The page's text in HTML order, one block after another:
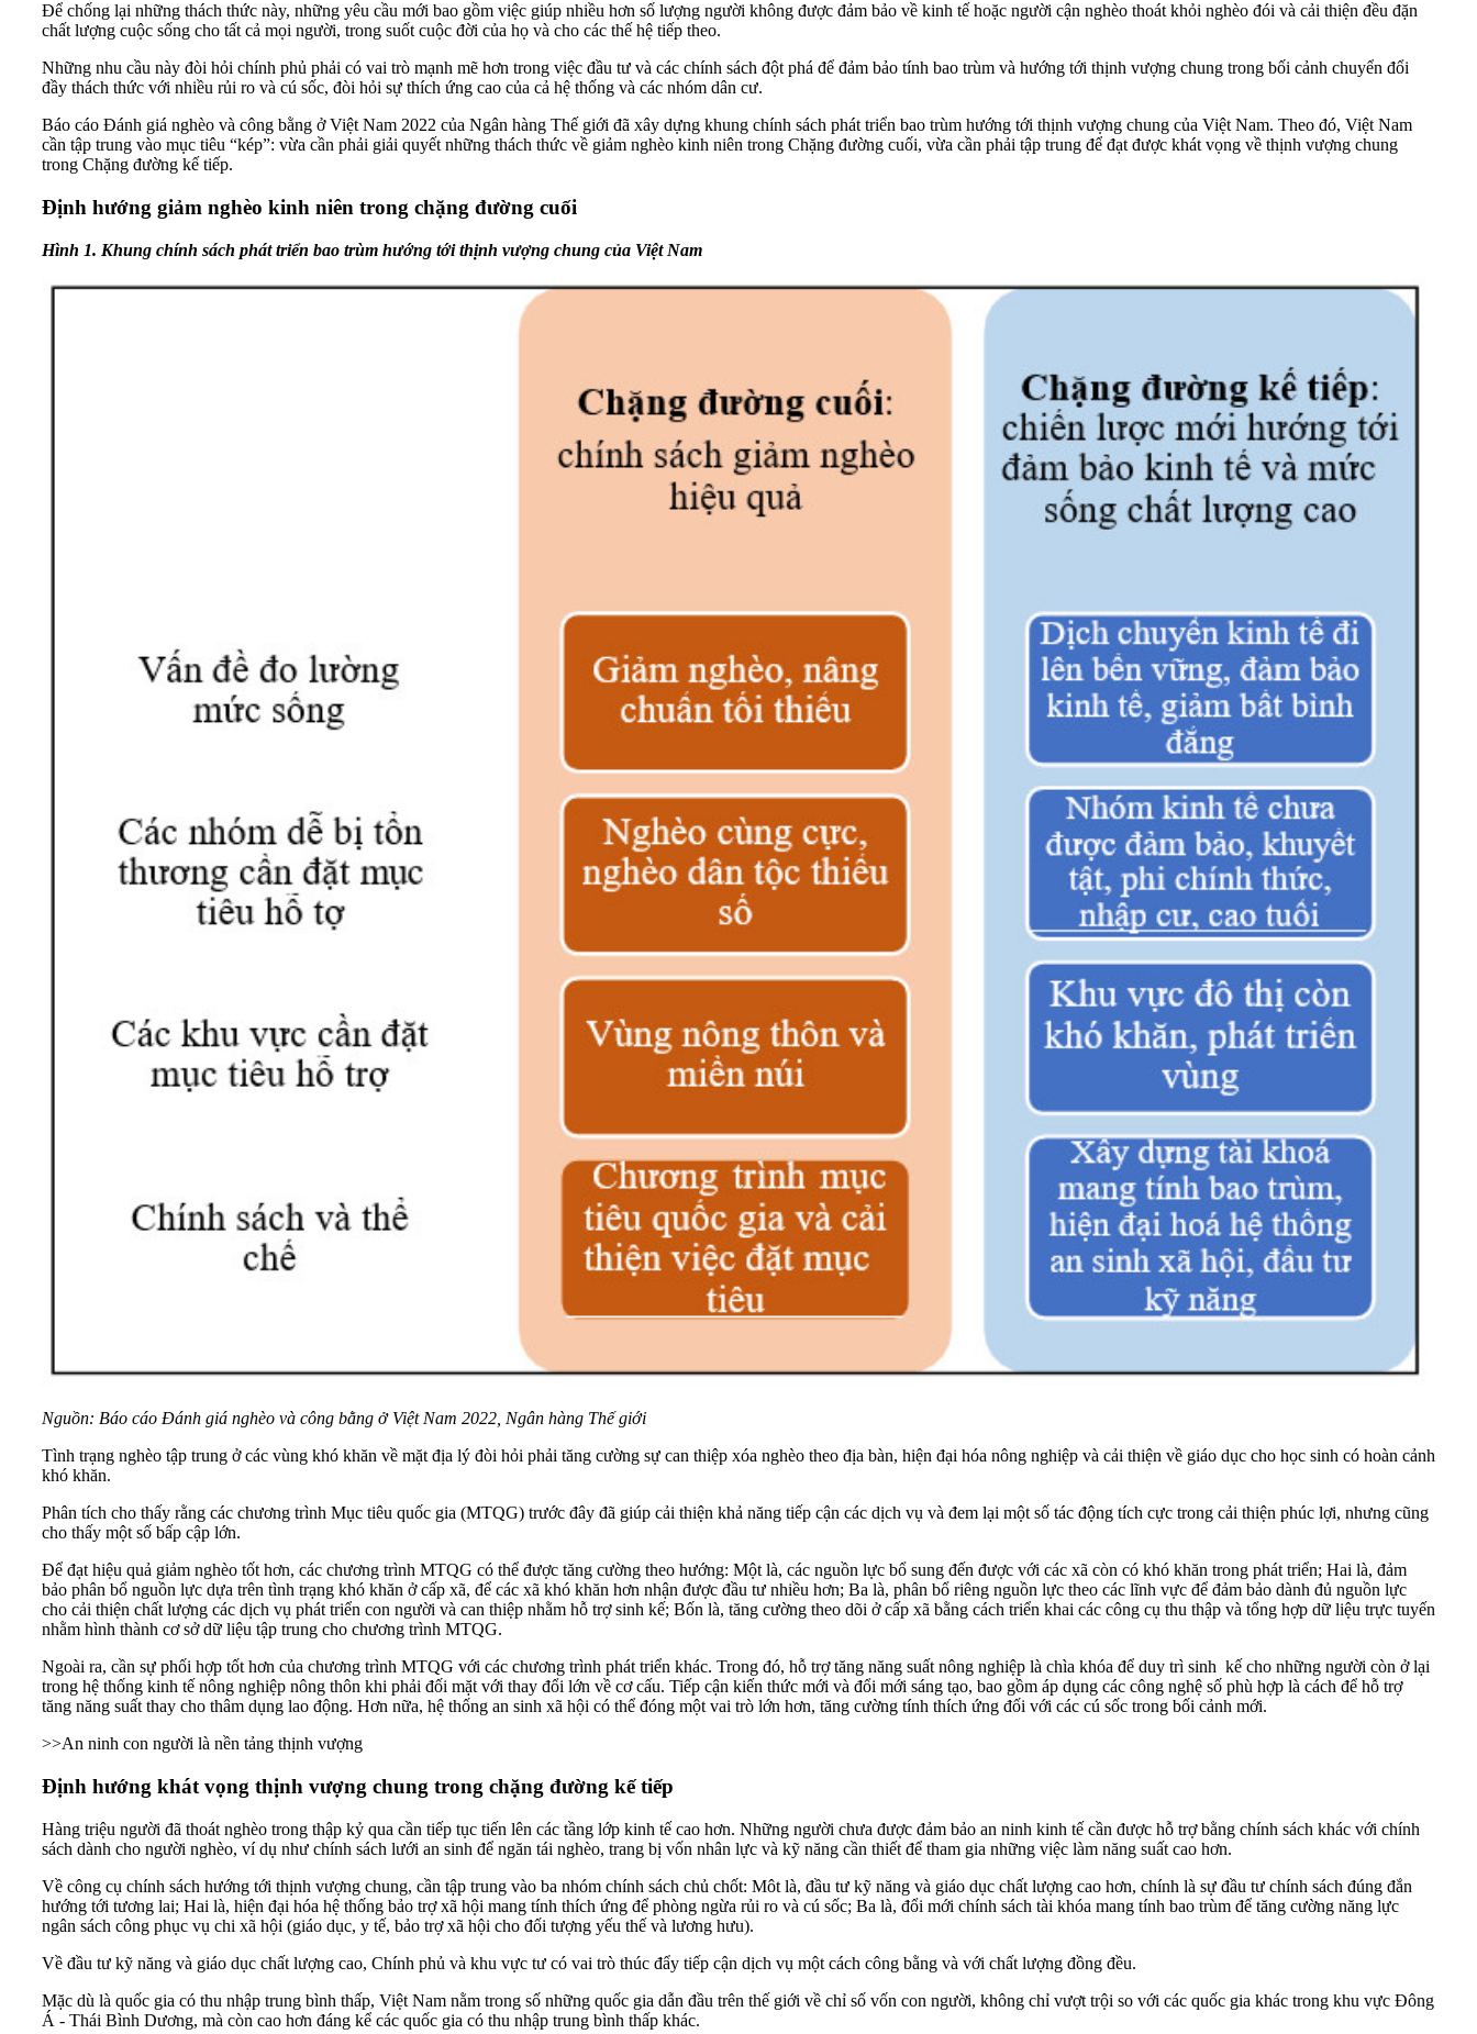
Để chống lại những thách thức này, những yêu cầu mới bao gồm việc giúp nhiều hơn số lượng người không được đảm bảo về kinh tế hoặc người cận nghèo thoát khỏi nghèo đói và cải thiện đều đặn
chất lượng cuộc sống cho tất cả mọi người, trong suốt cuộc đời của họ và cho các thế hệ tiếp theo.
Những nhu cầu này đòi hỏi chính phủ phải có vai trò mạnh mẽ hơn trong việc đầu tư và các chính sách đột phá để đảm bảo tính bao trùm và hướng tới thịnh vượng chung trong bối cảnh chuyển đổi
đầy thách thức với nhiều rủi ro và cú sốc, đòi hỏi sự thích ứng cao của cả hệ thống và các nhóm dân cư.
Báo cáo Đánh giá nghèo và công bằng ở Việt Nam 2022 của Ngân hàng Thế giới đã xây dựng khung chính sách phát triển bao trùm hướng tới thịnh vượng chung của Việt Nam. Theo đó, Việt Nam
cần tập trung vào mục tiêu “kép”: vừa cần phải giải quyết những thách thức về giảm nghèo kinh niên trong Chặng đường cuối, vừa cần phải tập trung để đạt được khát vọng về thịnh vượng chung
trong Chặng đường kế tiếp.
Định hướng giảm nghèo kinh niên trong chặng đường cuối
Hình 1. Khung chính sách phát triển bao trùm hướng tới thịnh vượng chung của Việt Nam
Nguồn: Báo cáo Đánh giá nghèo và công bằng ở Việt Nam 2022, Ngân hàng Thế giới
Tình trạng nghèo tập trung ở các vùng khó khăn về mặt địa lý đòi hỏi phải tăng cường sự can thiệp xóa nghèo theo địa bàn, hiện đại hóa nông nghiệp và cải thiện về giáo dục cho học sinh có hoàn cảnh
khó khăn.
Phân tích cho thấy rằng các chương trình Mục tiêu quốc gia (MTQG) trước đây đã giúp cải thiện khả năng tiếp cận các dịch vụ và đem lại một số tác động tích cực trong cải thiện phúc lợi, nhưng cũng
cho thấy một số bấp cập lớn.
Để đạt hiệu quả giảm nghèo tốt hơn, các chương trình MTQG có thể được tăng cường theo hướng: Một là, các nguồn lực bổ sung đến được với các xã còn có khó khăn trong phát triển; Hai là, đảm
bảo phân bổ nguồn lực dựa trên tình trạng khó khăn ở cấp xã, để các xã khó khăn hơn nhận được đầu tư nhiều hơn; Ba là, phân bổ riêng nguồn lực theo các lĩnh vực để đảm bảo dành đủ nguồn lực
cho cải thiện chất lượng các dịch vụ phát triển con người và can thiệp nhằm hỗ trợ sinh kế; Bốn là, tăng cường theo dõi ở cấp xã bằng cách triển khai các công cụ thu thập và tổng hợp dữ liệu trực tuyến
nhằm hình thành cơ sở dữ liệu tập trung cho chương trình MTQG.
Ngoài ra, cần sự phối hợp tốt hơn của chương trình MTQG với các chương trình phát triển khác. Trong đó, hỗ trợ tăng năng suất nông nghiệp là chìa khóa để duy trì sinh kế cho những người còn ở lại
trong hệ thống kinh tế nông nghiệp nông thôn khi phải đối mặt với thay đổi lớn về cơ cấu. Tiếp cận kiến thức mới và đổi mới sáng tạo, bao gồm áp dụng các công nghệ số phù hợp là cách để hỗ trợ
tăng năng suất thay cho thâm dụng lao động. Hơn nữa, hệ thống an sinh xã hội có thể đóng một vai trò lớn hơn, tăng cường tính thích ứng đối với các cú sốc trong bối cảnh mới.
>>An ninh con người là nền tảng thịnh vượng
Định hướng khát vọng thịnh vượng chung trong chặng đường kế tiếp
Hàng triệu người đã thoát nghèo trong thập kỷ qua cần tiếp tục tiến lên các tầng lớp kinh tế cao hơn. Những người chưa được đảm bảo an ninh kinh tế cần được hỗ trợ bằng chính sách khác với chính
sách dành cho người nghèo, ví dụ như chính sách lưới an sinh để ngăn tái nghèo, trang bị vốn nhân lực và kỹ năng cần thiết để tham gia những việc làm năng suất cao hơn.
Về công cụ chính sách hướng tới thịnh vượng chung, cần tập trung vào ba nhóm chính sách chủ chốt: Môt là, đầu tư kỹ năng và giáo dục chất lượng cao hơn, chính là sự đầu tư chính sách đúng đắn
hướng tới tương lai; Hai là, hiện đại hóa hệ thống bảo trợ xã hội mang tính thích ứng để phòng ngừa rủi ro và cú sốc; Ba là, đổi mới chính sách tài khóa mang tính bao trùm để tăng cường năng lực
ngân sách công phục vụ chi xã hội (giáo dục, y tế, bảo trợ xã hội cho đối tượng yếu thế và lương hưu).
Về đầu tư kỹ năng và giáo dục chất lượng cao, Chính phủ và khu vực tư có vai trò thúc đẩy tiếp cận dịch vụ một cách công bằng và với chất lượng đồng đều.
Mặc dù là quốc gia có thu nhập trung bình thấp, Việt Nam nằm trong số những quốc gia dẫn đầu trên thế giới về chỉ số vốn con người, không chỉ vượt trội so với các quốc gia khác trong khu vực Đông
Á - Thái Bình Dương, mà còn cao hơn đáng kể các quốc gia có thu nhập trung bình thấp khác.